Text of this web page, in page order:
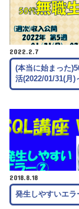
2022.2.7
(本当に始まった
活(2022/01/31(月
2018.8.18
発生しやすいエ